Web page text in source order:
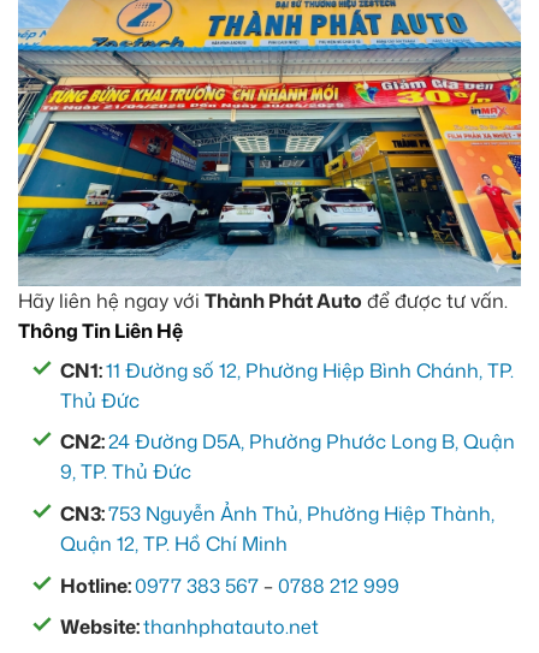
Hãy liên hệ ngay với Thành Phát Auto để được tư vấn.
Thông Tin Liên Hệ
CN1:11 Đường số 12, Phường Hiệp Bình Chánh, TP.
Thủ Đức
CN2:24 Đường D5A, Phường Phước Long B, Quận
9, TP. Thủ Đức
CN3:753 Nguyễn Ảnh Thủ, Phường Hiệp Thành,
Quận 12, TP. Hồ Chí Minh
Hotline:0977 383 567 –0788 212 999
Website:thanhphatauto.net